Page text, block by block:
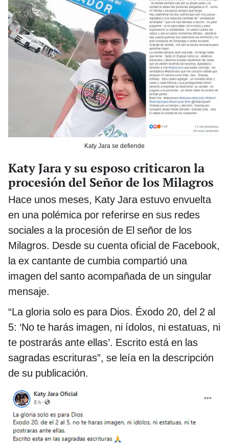
Katy Jara se defiende
Katy Jara y su esposo criticaron la
procesión del Señor de los Milagros
Hace unos meses, Katy Jara estuvo envuelta
en una polémica por referirse en sus redes
sociales a la procesión de El señor de los
Milagros. Desde su cuenta oficial de Facebook,
la ex cantante de cumbia compartió una
imagen del santo acompañada de un singular
mensaje.
“La gloria solo es para Dios. Éxodo 20, del 2 al
5: ‘No te harás imagen, ni ídolos, ni estatuas, ni
te postrarás ante ellas’. Escrito está en las
sagradas escrituras”, se leía en la descripción
de su publicación.